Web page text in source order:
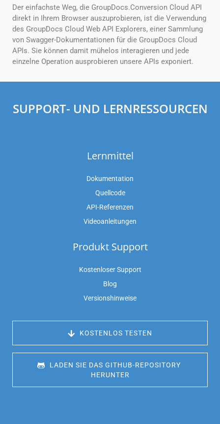
Der einfachste Weg, die GroupDocs.Conversion Cloud API
direkt in Ihrem Browser auszuprobieren, ist die Verwendung
des GroupDocs Cloud Web API Explorers, einer Sammlung
von Swagger-Dokumentationen für die GroupDocs Cloud
APIs. Sie können damit mühelos interagieren und jede
einzelne Operation ausprobieren unsere APIs exponiert.
SUPPORT- UND LERNRESSOURCEN
Lernmittel
Dokumentation
Quellcode
API-Referenzen
Videoanleitungen
Produkt Support
Kostenloser Support
Blog
Versionshinweise
KOSTENLOS TESTEN
LADEN SIE DAS GITHUB-REPOSITORY
HERUNTER